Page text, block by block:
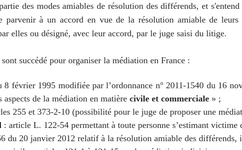
des modes amiables de résolution des différends, et
parvenir à un accord en vue de la résolution amiable de
elles ou désigné, avec leur accord, par le juge saisi du litige.
succédé pour organiser la médiation en France :
8 février 1995 modifiée par l’ordonnance n° 2011-1540 du 16
aspects de la médiation en matière civile et commerciale » ;
255 et 373-2-10 (possibilité pour le juge de proposer une
: article L. 122-54 permettant à toute personne s’estimant
du 20 janvier 2012 relatif à la résolution amiable des différends,